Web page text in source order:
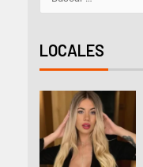
LOCALES